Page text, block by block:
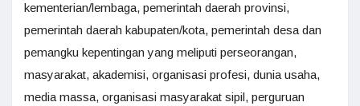
kementerian/lembaga, pemerintah daerah provinsi,
pemerintah daerah kabupaten/kota, pemerintah desa dan
pemangku kepentingan yang meliputi perseorangan,
masyarakat, akademisi, organisasi profesi, dunia usaha,
media massa, organisasi masyarakat sipil, perguruan